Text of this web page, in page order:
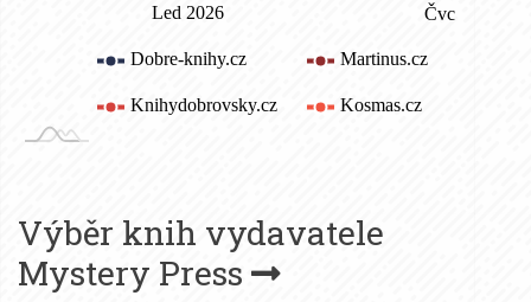
Výběr knih vydavatele
Mystery Press